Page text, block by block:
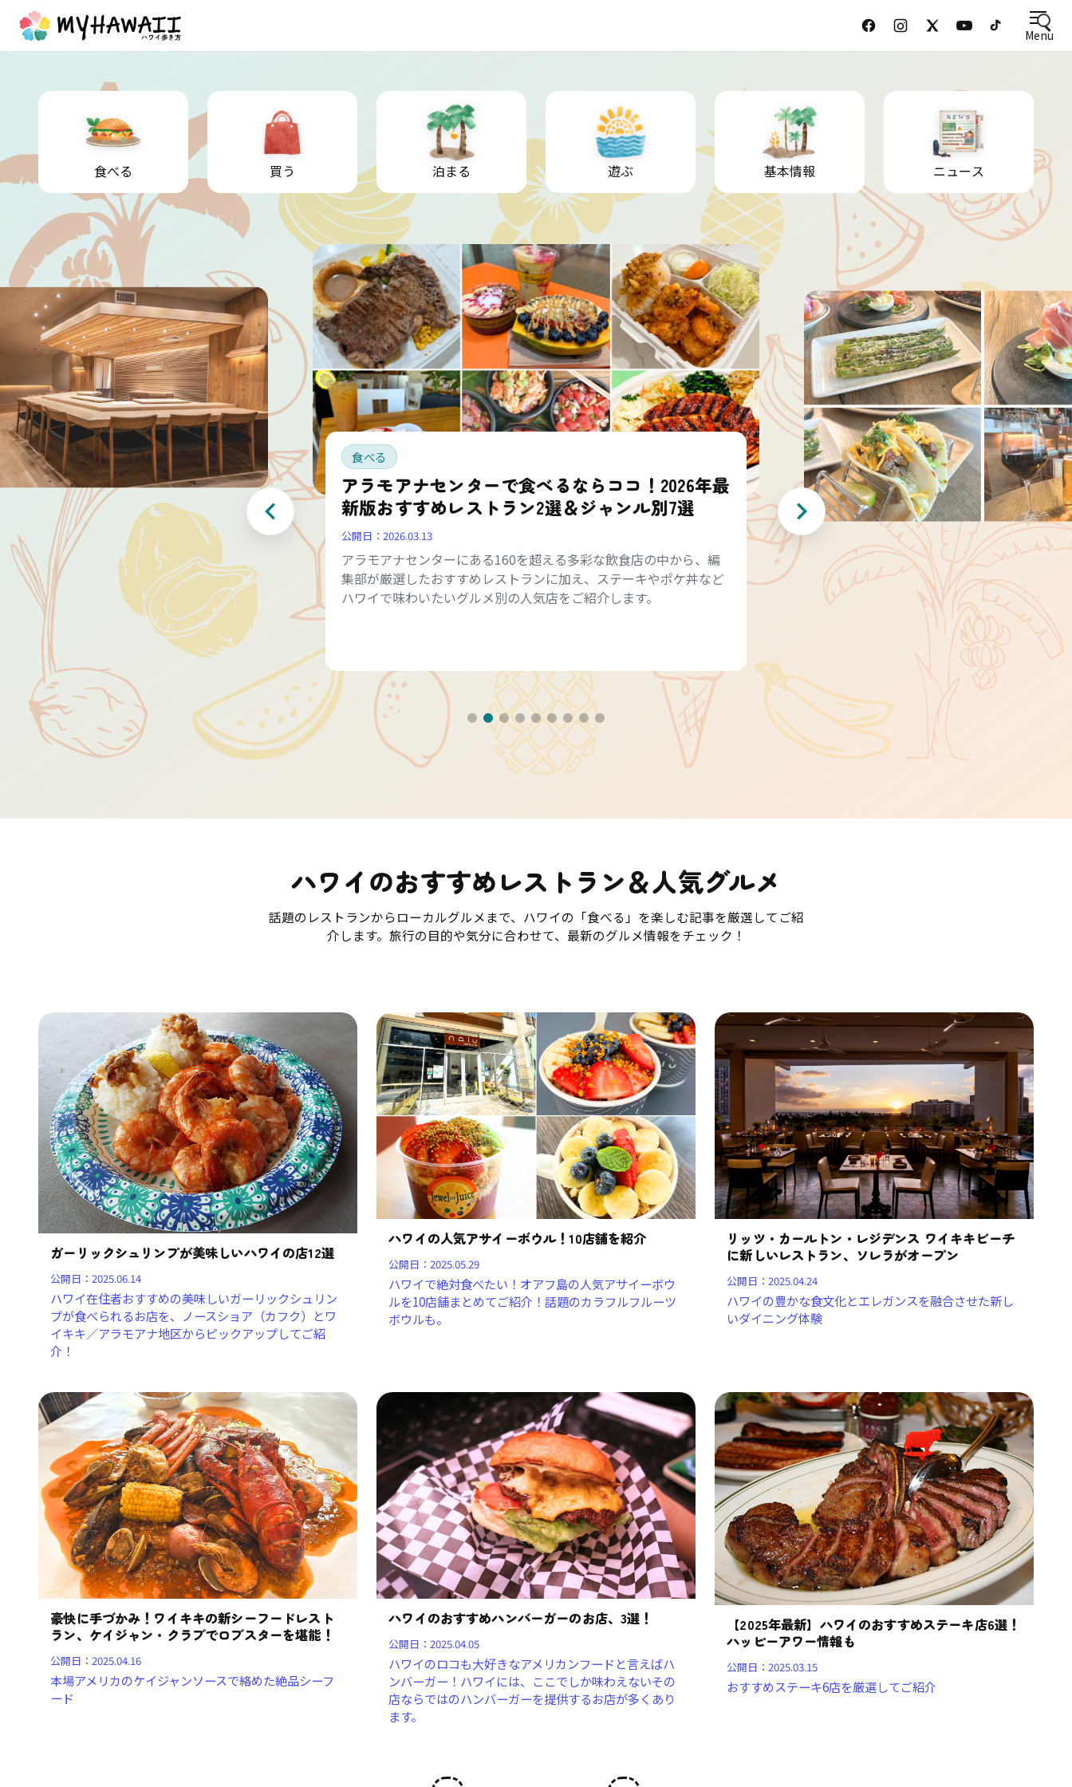
Menu
食べる 買う 泊まる 遊ぶ 基本情報 ニュース
食べる
アラモアナセンターで食べるならココ！2026年最
新版おすすめレストラン2選＆ジャンル別7選
公開日： 2026.03.13
アラモアナセンターにある160を超える多彩な飲食店の中から、編
集部が厳選したおすすめレストランに加え、ステーキやポケ丼など
ハワイで味わいたいグルメ別の人気店をご紹介します。
ハワイのおすすめレストラン＆人気グルメ
話題のレストランからローカルグルメまで、ハワイの「食べる」を楽しむ記事を厳選してご紹
介します。旅行の目的や気分に合わせて、最新のグルメ情報をチェック！
ガーリックシュリンプが美味しいハワイの店12選
公開日：2025.06.14
ハワイ在住者おすすめの美味しいガーリックシュリン
プが食べられるお店を、ノースショア（カフク）とワ
イキキ／アラモアナ地区からピックアップしてご紹
介！
ハワイの人気アサイーボウル！10店舗を紹介
公開日：2025.05.29
ハワイで絶対食べたい！オアフ島の人気アサイーボウ
ルを10店舗まとめてご紹介！話題のカラフルフルーツ
ボウルも。
リッツ・カールトン・レジデンス ワイキキビーチ
に新しいレストラン、ソレラがオープン
公開日：2025.04.24
ハワイの豊かな食文化とエレガンスを融合させた新し
いダイニング体験
豪快に手づかみ！ワイキキの新シーフードレスト
ラン、ケイジャン・クラブでロブスターを堪能！
公開日：2025.04.16
本場アメリカのケイジャンソースで絡めた絶品シーフ
ード
ハワイのおすすめハンバーガーのお店、3選！
公開日：2025.04.05
ハワイのロコも大好きなアメリカンフードと言えばハ
ンバーガー！ハワイには、ここでしか味わえないその
店ならではのハンバーガーを提供するお店が多くあり
ます。
【2025年最新】ハワイのおすすめステーキ店6選！
ハッピーアワー情報も
公開日：2025.03.15
おすすめステーキ6店を厳選してご紹介